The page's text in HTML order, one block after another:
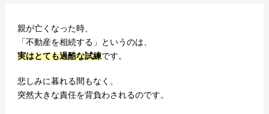
親が亡くなった時、
「不動産を相続する」というのは、
実はとても過酷な試練です。
悲しみに暮れる間もなく、
突然大きな責任を背負わされるのです。